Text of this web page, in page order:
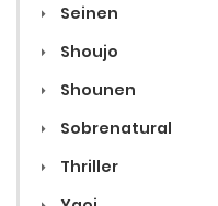
Seinen
Shoujo
Shounen
Sobrenatural
Thriller